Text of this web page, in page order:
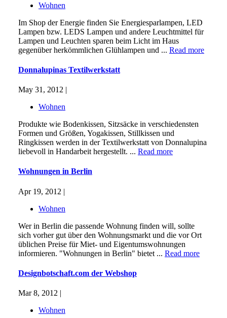
Wohnen
Im Shop der Energie finden Sie Energiesparlampen, LED
Lampen bzw. LEDS Lampen und andere Leuchtmittel für
Lampen und Leuchten sparen beim Licht im Haus
gegenüber herkömmlichen Glühlampen und ... Read more
Donnalupinas Textilwerkstatt
May 31, 2012 |
Wohnen
Produkte wie Bodenkissen, Sitzsäcke in verschiedensten
Formen und Größen, Yogakissen, Stillkissen und
Ringkissen werden in der Textilwerkstatt von Donnalupina
liebevoll in Handarbeit hergestellt. ... Read more
Wohnungen in Berlin
Apr 19, 2012 |
Wohnen
Wer in Berlin die passende Wohnung finden will, sollte
sich vorher gut über den Wohnungsmarkt und die vor Ort
üblichen Preise für Miet- und Eigentumswohnungen
informieren. "Wohnungen in Berlin" bietet ... Read more
Designbotschaft.com der Webshop
Mar 8, 2012 |
Wohnen